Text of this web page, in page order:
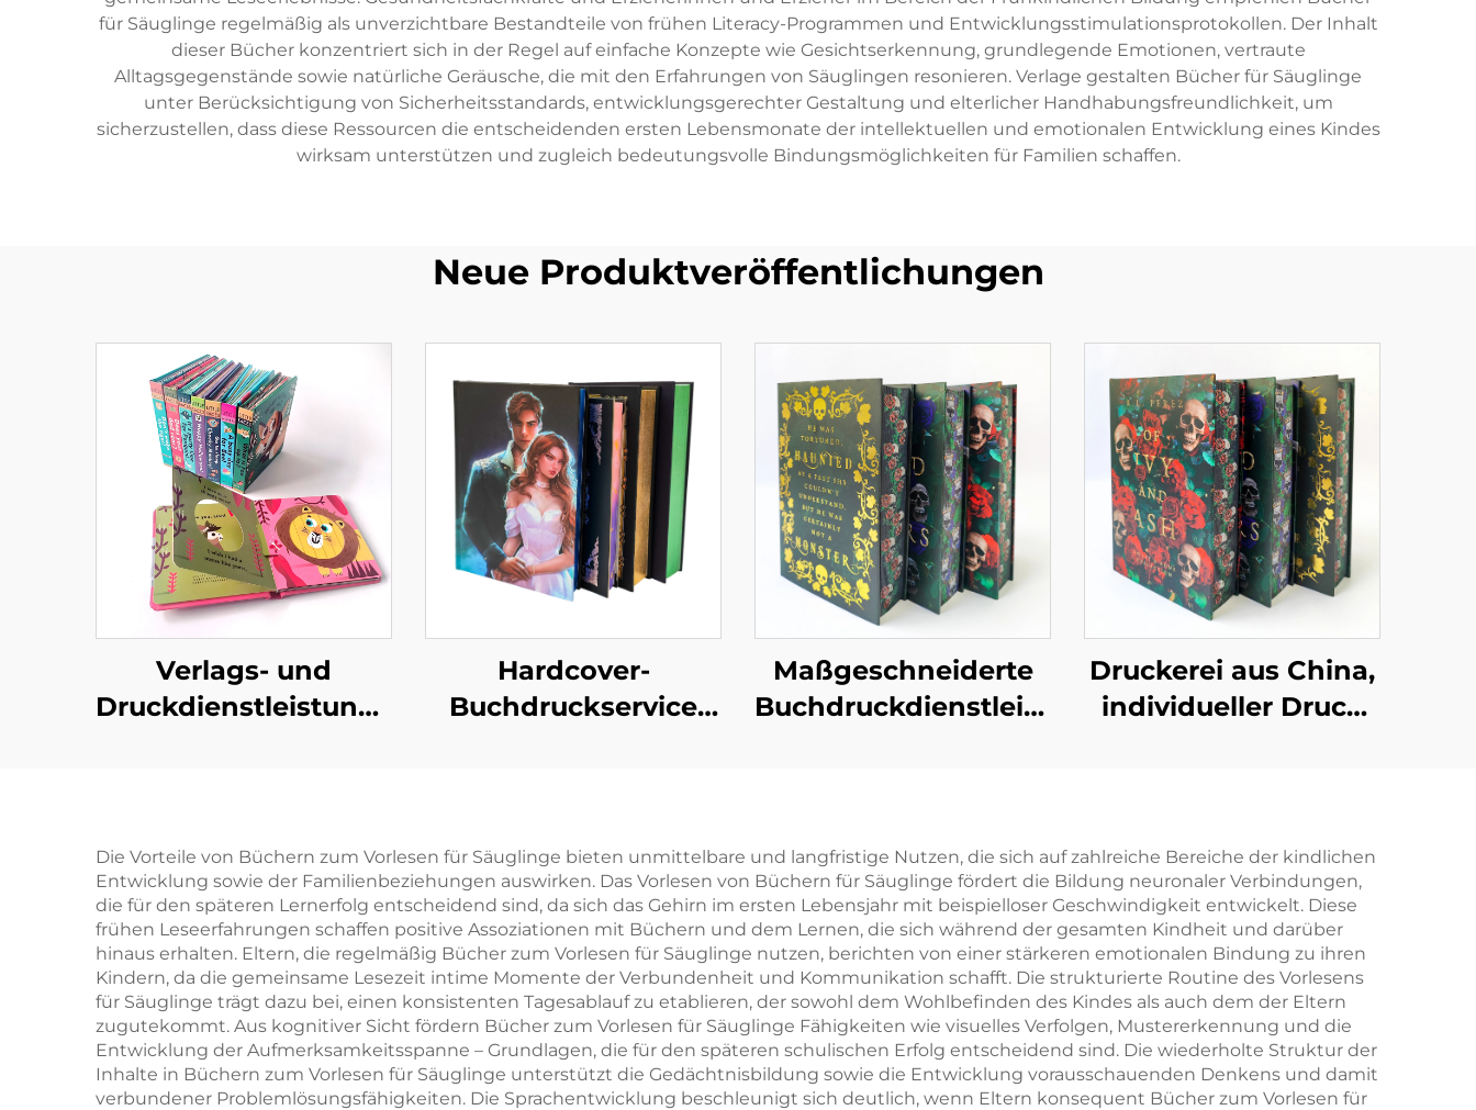
für Säuglinge regelmäßig als unverzichtbare Bestandteile von frühen Literacy-Programmen und Entwicklungsstimulationsprotokollen. Der Inhalt
dieser Bücher konzentriert sich in der Regel auf einfache Konzepte wie Gesichtserkennung, grundlegende Emotionen, vertraute
Alltagsgegenstände sowie natürliche Geräusche, die mit den Erfahrungen von Säuglingen resonieren. Verlage gestalten Bücher für Säuglinge
unter Berücksichtigung von Sicherheitsstandards, entwicklungsgerechter Gestaltung und elterlicher Handhabungsfreundlichkeit, um
sicherzustellen, dass diese Ressourcen die entscheidenden ersten Lebensmonate der intellektuellen und emotionalen Entwicklung eines Kindes
wirksam unterstützen und zugleich bedeutungsvolle Bindungsmöglichkeiten für Familien schaffen.
Neue Produktveröffentlichungen
Verlags- und
Druckdienstleistungen
Kindergarten
Bildung Hardcover
Bücher
Hardcover-
Buchdruckservice
Buchdruck mit
lackierten Kanten
Maßgeschneiderte
Buchdruckdienstleistungen,
lackierten Kanten,
Romanbuch mit
Schutzumschlag
Druckerei aus China,
individueller Druck
Kanten,
umweltfreundlicher
Druck mit
Schutzumschlag
Die Vorteile von Büchern zum Vorlesen für Säuglinge bieten unmittelbare und langfristige Nutzen, die sich auf zahlreiche Bereiche der kindlichen
Entwicklung sowie der Familienbeziehungen auswirken. Das Vorlesen von Büchern für Säuglinge fördert die Bildung neuronaler Verbindungen,
die für den späteren Lernerfolg entscheidend sind, da sich das Gehirn im ersten Lebensjahr mit beispielloser Geschwindigkeit entwickelt. Diese
frühen Leseerfahrungen schaffen positive Assoziationen mit Büchern und dem Lernen, die sich während der gesamten Kindheit und darüber
hinaus erhalten. Eltern, die regelmäßig Bücher zum Vorlesen für Säuglinge nutzen, berichten von einer stärkeren emotionalen Bindung zu ihren
Kindern, da die gemeinsame Lesezeit intime Momente der Verbundenheit und Kommunikation schafft. Die strukturierte Routine des Vorlesens
für Säuglinge trägt dazu bei, einen konsistenten Tagesablauf zu etablieren, der sowohl dem Wohlbefinden des Kindes als auch dem der Eltern
zugutekommt. Aus kognitiver Sicht fördern Bücher zum Vorlesen für Säuglinge Fähigkeiten wie visuelles Verfolgen, Mustererkennung und die
Entwicklung der Aufmerksamkeitsspanne – Grundlagen, die für den späteren schulischen Erfolg entscheidend sind. Die wiederholte Struktur der
Inhalte in Büchern zum Vorlesen für Säuglinge unterstützt die Gedächtnisbildung sowie die Entwicklung vorausschauenden Denkens und damit
verbundener Problemlösungsfähigkeiten. Die Sprachentwicklung beschleunigt sich deutlich, wenn Eltern konsequent Bücher zum Vorlesen für